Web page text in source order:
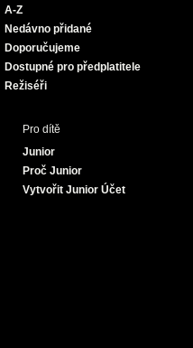
A-Z
Nedávno přidané
Doporučujeme
Dostupné pro předplatitele
Režiséři
Pro dítě
Junior
Proč Junior
Vytvořit Junior Účet